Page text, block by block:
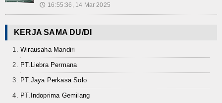
🕔 16:55:36, 14 Mar 2025
KERJA SAMA DU/DI
Wirausaha Mandiri
PT.Liebra Permana
PT.Jaya Perkasa Solo
PT.Indoprima Gemilang